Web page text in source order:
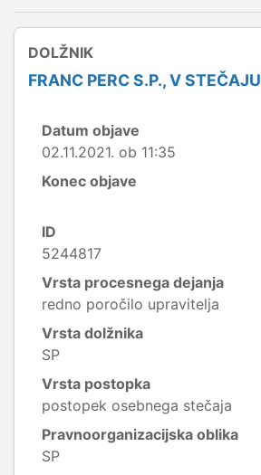
DOLŽNIK
FRANC PERC S.P., V STEČAJU
Datum objave
02.11.2021. ob 11:35
Konec objave
ID
5244817
Vrsta procesnega dejanja
redno poročilo upravitelja
Vrsta dolžnika
SP
Vrsta postopka
postopek osebnega stečaja
Pravnoorganizacijska oblika
SP